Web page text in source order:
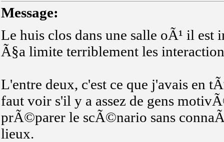
Message:
Le huis clos dans une salle oÃ¹ il
Ã§a limite terriblement les
L'entre deux, c'est ce que j'avais en
faut voir s'il y a assez de gens
prÃ©parer le scÃ©nario sans
lieux.